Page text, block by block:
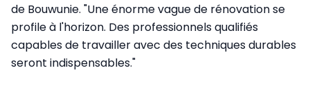
de Bouwunie. "Une énorme vague de rénovation se
profile à l'horizon. Des professionnels qualifiés
capables de travailler avec des techniques durables
seront indispensables."